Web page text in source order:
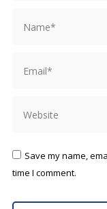
Save my name,
time I comment.